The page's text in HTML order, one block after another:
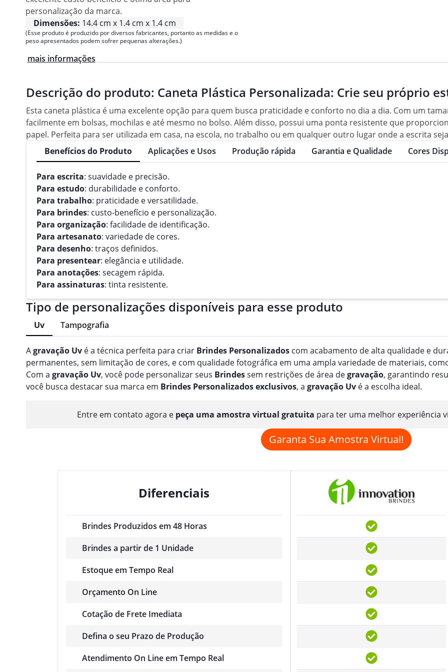
personalização da marca.
Dimensões: 14.4 cm x 1.4 cm x 1.4 cm
(Esse produto é produzido por diversos fabricantes, portanto as medidas e o
peso apresentados podem sofrer pequenas alterações.)
mais informações
Descrição do produto: Caneta Plástica Personalizada: Crie seu próprio
Esta caneta plástica é uma excelente opção para quem busca praticidade e conforto no dia a dia. Com um
facilmente em bolsas, mochilas e até mesmo no bolso. Além disso, possui uma ponta resistente que
papel. Perfeita para ser utilizada em casa, na escola, no trabalho ou em qualquer outro lugar onde a escrita
Benefícios do Produto
Aplicações e Usos Produção rápida Garantia e Qualidade Cores
Para escrita: suavidade e precisão.
Para estudo: durabilidade e conforto.
Para trabalho: praticidade e versatilidade.
Para brindes: custo-benefício e personalização.
Para organização: facilidade de identificação.
Para artesanato: variedade de cores.
Para desenho: traços definidos.
Para presentear: elegância e utilidade.
Para anotações: secagem rápida.
Para assinaturas: tinta resistente.
Tipo de personalizações disponíveis para esse produto
Uv Tampografia
Agravação Uv é a técnica perfeita para criar Brindes Personalizados com acabamento de alta qualidade e
permanentes, sem limitação de cores, e com qualidade fotográfica em uma ampla variedade de materiais,
Com a gravação Uv, você pode personalizar seus Brindessem restrições de área degravação, garantindo
você busca destacar sua marca em Brindes Personalizadosexclusivos, a gravação Uv é a escolha ideal.
Entre em contato agora e peça uma amostra virtual gratuita para ter uma melhor experiência
Garanta Sua Amostra Virtual!
Diferenciais
Brindes Produzidos em 48 Horas
Brindes a partir de 1 Unidade
Estoque em Tempo Real
Orçamento On Line
Cotação de Frete Imediata
Defina o seu Prazo de Produção
Atendimento On Line em Tempo Real